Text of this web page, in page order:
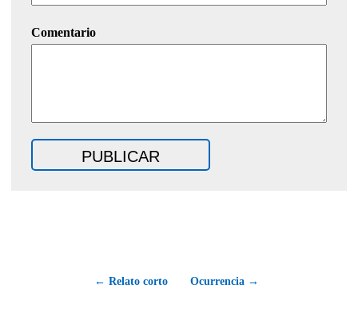
Comentario
← Relato corto Ocurrencia →